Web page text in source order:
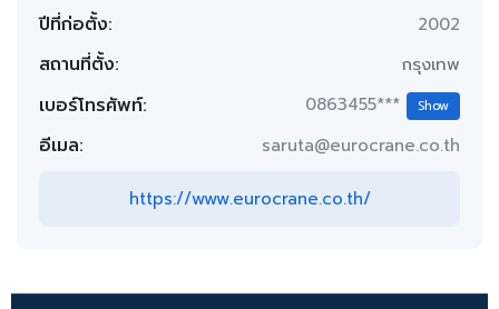
ปีที่ก่อตั้ง: 2002
สถานที่ตั้ง: กรุงเทพ
เบอร์โทรศัพท์: 0863455*** Show
อีเมล: saruta@eurocrane.co.th
https://www.eurocrane.co.th/